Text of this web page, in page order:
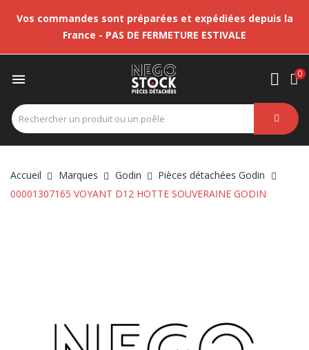
Vos commandes sont préparées et expédiées depuis la
France - PAS DE FERMETURE ESTIVALE
 0
Accueil Marques Godin
Pièces détachées Godin
00001307165 VOYANT D12 HOTTE SOUVERAINE GODIN